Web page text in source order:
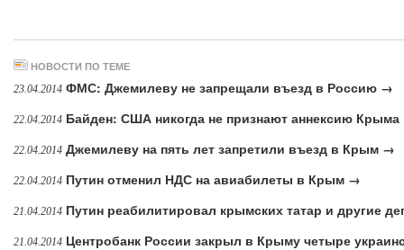
НОВОСТИ ПО ТЕМЕ
23.04.2014 ФМС: Джемилеву не запрещали въезд в Россию →
22.04.2014 Байден: США никогда не признают аннексию
22.04.2014 Джемилеву на пять лет запретили въезд в Крым →
22.04.2014 Путин отменил НДС на авиабилеты в Крым →
21.04.2014 Путин реабилитировал крымских татар и другие
21.04.2014 Центробанк России закрыл в Крыму четыре